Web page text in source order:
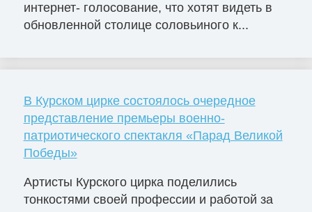
интернет- голосование, что хотят видеть в
обновленной столице соловьиного к...
В Курском цирке состоялось очередное
представление премьеры военно-
патриотического спектакля «Парад Великой
Победы»
Артисты Курского цирка поделились
тонкостями своей профессии и работой за